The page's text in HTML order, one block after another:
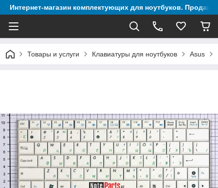
Интернет-магазин комплектующих для ноутбуков. Продажа
Товары и услуги Клавиатуры для ноутбуков Asus